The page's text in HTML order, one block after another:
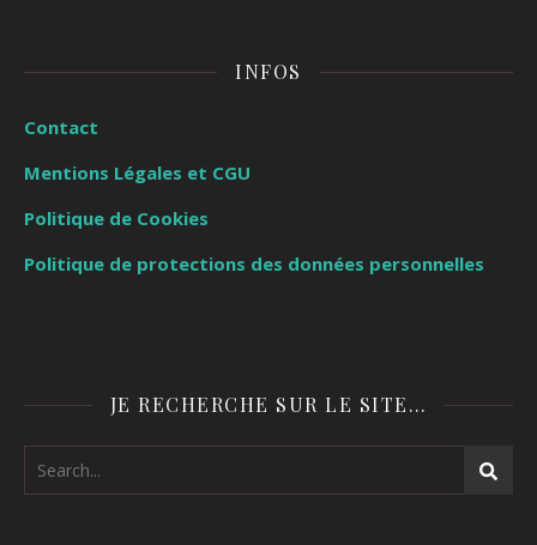
INFOS
Contact
Mentions Légales et CGU
Politique de Cookies
Politique de protections des données personnelles
JE RECHERCHE SUR LE SITE…